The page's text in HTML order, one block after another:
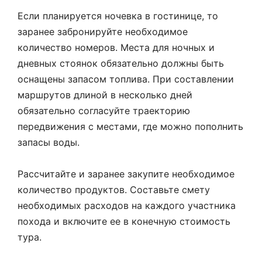
Если планируется ночевка в гостинице, то
заранее забронируйте необходимое
количество номеров. Места для ночных и
дневных стоянок обязательно должны быть
оснащены запасом топлива. При составлении
маршрутов длиной в несколько дней
обязательно согласуйте траекторию
передвижения с местами, где можно пополнить
запасы воды.
Рассчитайте и заранее закупите необходимое
количество продуктов. Составьте смету
необходимых расходов на каждого участника
похода и включите ее в конечную стоимость
тура.